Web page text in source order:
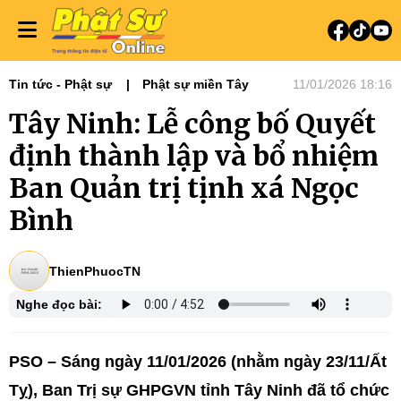
Tin tức - Phật sự Phật sự miền Tây 11/01/2026 18:16
Tây Ninh: Lễ công bố Quyết
định thành lập và bổ nhiệm
Ban Quản trị tịnh xá Ngọc
Bình
ThienPhuocTN
Nghe đọc bài:
PSO – Sáng ngày 11/01/2026 (nhằm ngày 23/11/Ất
Tỵ), Ban Trị sự GHPGVN tỉnh Tây Ninh đã tổ chức